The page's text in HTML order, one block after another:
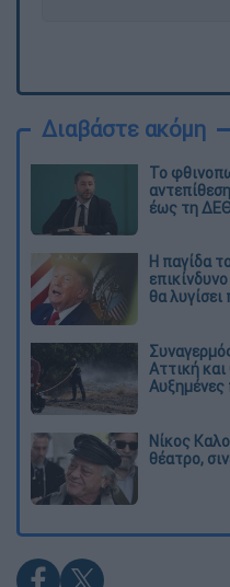
Διαβάστε ακόμη
Το
έως τη
Η παγίδα
θα
Αττική
Αυξημένες
Νίκος
θέατρο,